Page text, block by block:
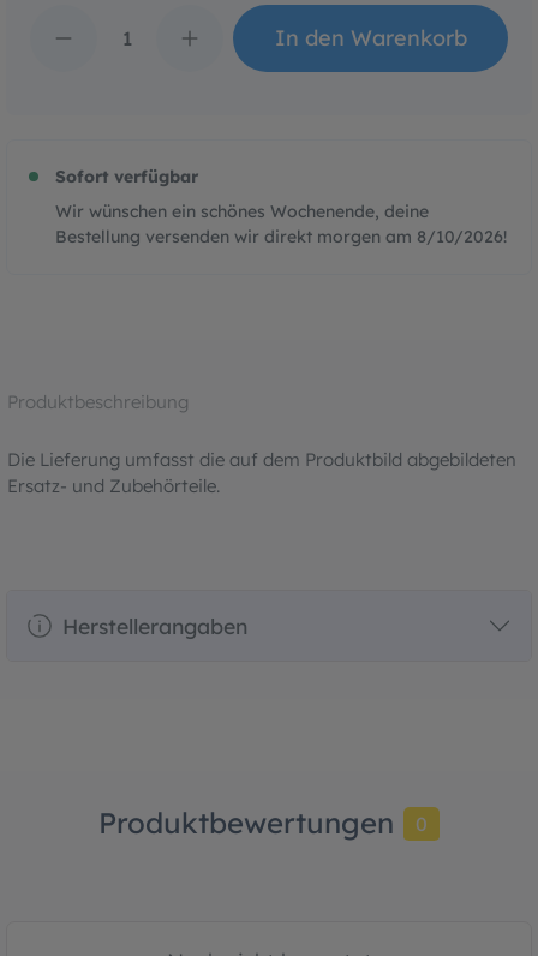
Produkt Anzahl: Gib
In den Warenkorb
Sofort verfügbar
Wir wünschen ein schönes Wochenende, deine
Bestellung versenden wir direkt morgen am 8/10/2026!
Produktbeschreibung
Die Lieferung umfasst die auf dem Produktbild abgebildeten
Ersatz- und Zubehörteile.
Herstellerangaben
Produktbewertungen 0